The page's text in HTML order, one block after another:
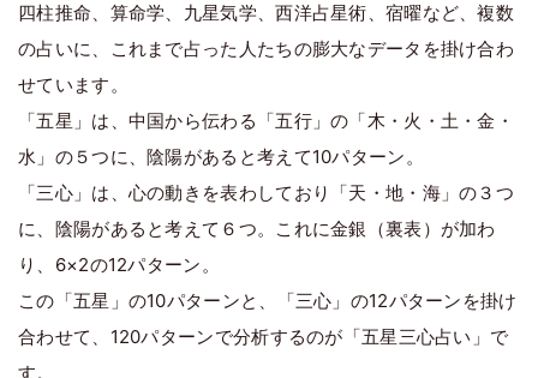
四柱推命、算命学、九星気学、西洋占星術、宿曜など、複数
の占いに、これまで占った人たちの膨大なデータを掛け合わ
せています。
「五星」は、中国から伝わる「五行」の「木・火・土・金・
水」の５つに、陰陽があると考えて10パターン。
「三心」は、心の動きを表わしており「天・地・海」の３つ
に、陰陽があると考えて６つ。これに金銀（裏表）が加わ
り、6×2の12パターン。
この「五星」の10パターンと、「三心」の12パターンを掛け
合わせて、120パターンで分析するのが「五星三心占い」で
す。